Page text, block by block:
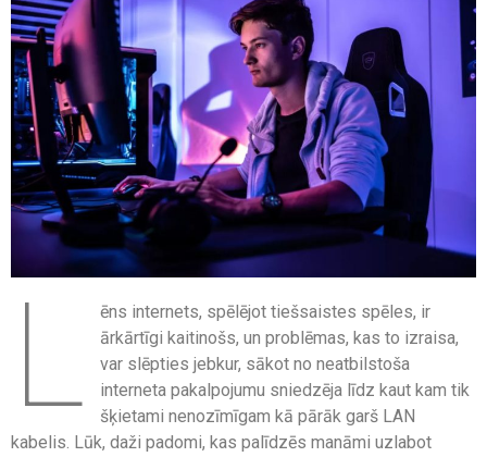
L
ēns internets, spēlējot tiešsaistes spēles, ir
ārkārtīgi kaitinošs, un problēmas, kas to izraisa,
var slēpties jebkur, sākot no neatbilstoša
interneta pakalpojumu sniedzēja līdz kaut kam tik
šķietami nenozīmīgam kā pārāk garš LAN
kabelis. Lūk, daži padomi, kas palīdzēs manāmi uzlabot